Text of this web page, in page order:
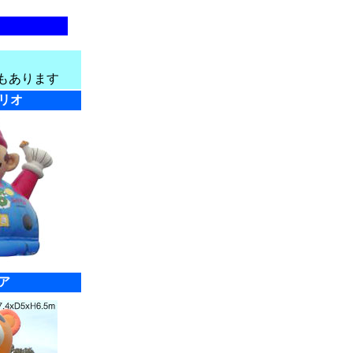
あります
オ